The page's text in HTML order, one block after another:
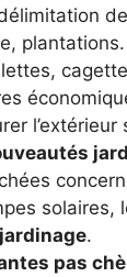
plantations.
l’extérieur
solaires,
.
pas